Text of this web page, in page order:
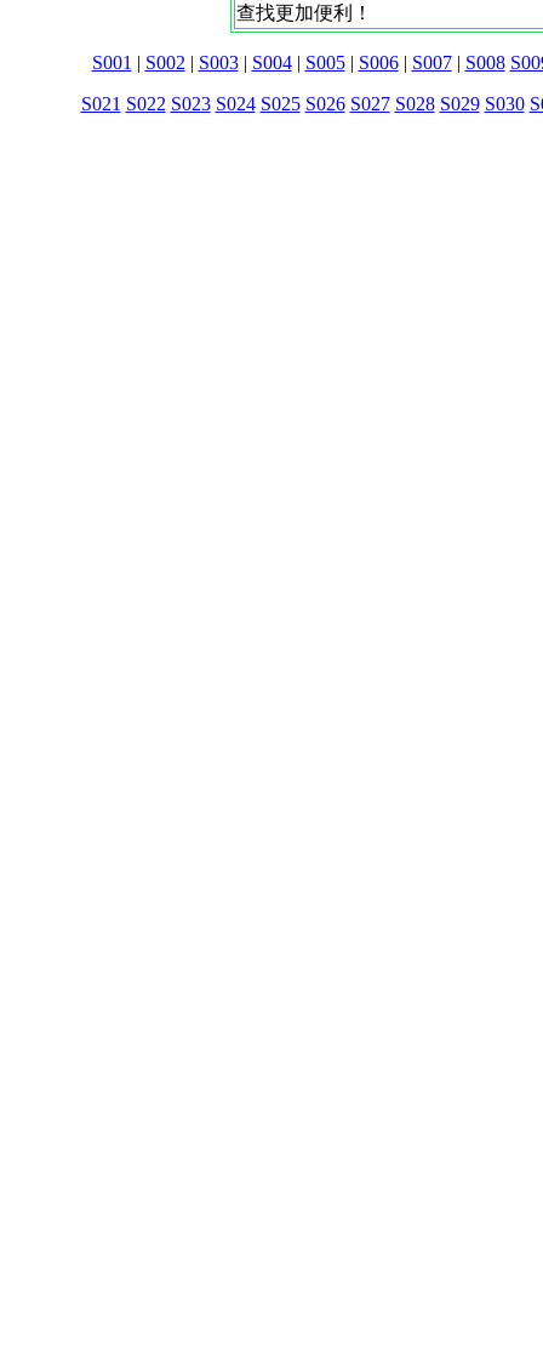
查找更加便利！
S001 | S002 | S003| S004| S005| S006| S007| S008
S021 S022 S023 S024 S025 S026 S027 S028 S029 S030